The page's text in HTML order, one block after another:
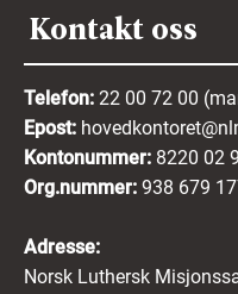
Kontakt oss
Telefon: 22 00 72 00
Epost:
Kontonummer: 8220 02
Org.nummer: 938 679
Adresse:
Norsk Luthersk